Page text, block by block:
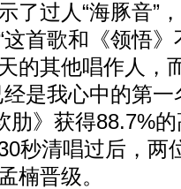
了过人“海豚音”
首歌和《领悟
的其他唱作人，
是我心中的第
肋》获得88.7%
秒清唱过后，两
楠晋级。